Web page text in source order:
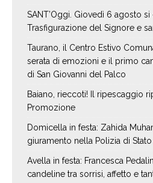
SANT’Oggi. Giovedì 6 agosto
Trasfigurazione del Signore e
Taurano, il Centro Estivo
serata di emozioni e il primo
di San Giovanni del Palco
Baiano, rieccoti! Il ripescaggio
Promozione
Domicella in festa: Zahida
giuramento nella Polizia di Stato
Avella in festa: Francesca
candeline tra sorrisi, affetto e